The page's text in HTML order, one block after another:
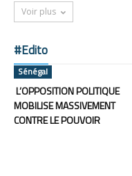
Voir plus
#Edito
Sénégal
L’OPPOSITION POLITIQUE
MOBILISE MASSIVEMENT
CONTRE LE POUVOIR